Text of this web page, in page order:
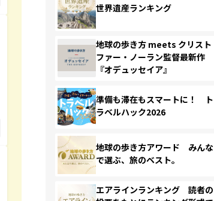
世界遺産ランキング
地球の歩き方 meets クリスト
ファー・ノーラン監督最新作
『オデュッセイア』
準備も滞在もスマートに！ ト
ラベルハック2026
地球の歩き方アワード みんな
で選ぶ、旅のベスト。
エアラインランキング 読者の